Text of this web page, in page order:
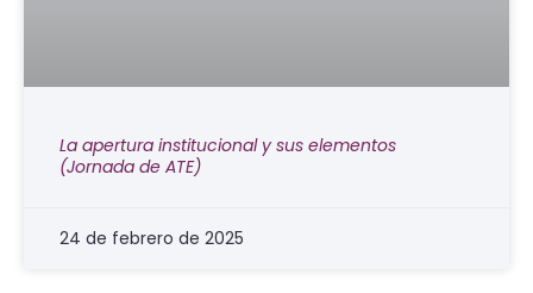
La apertura institucional y sus elementos
(Jornada de ATE)
24 de febrero de 2025